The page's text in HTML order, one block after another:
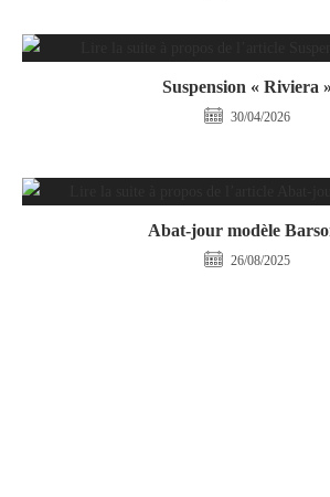
Suspension « Riviera »
30/04/2026
Abat-jour modèle
26/08/2025